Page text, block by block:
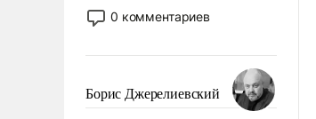
постепенно вытесняя и
отменяя традиционное
мужественным и твердым под
ударами судьбы, брать на себя
ответственность, помогать
0 комментариев
Борис Джерелиевский